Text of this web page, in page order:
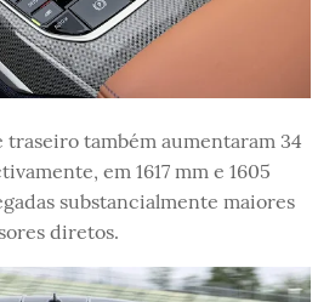
traseiro também aumentaram 34
em 1617 mm e 1605
substancialmente maiores
diretos.